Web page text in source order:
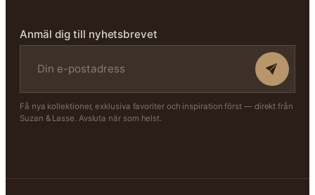
Anmäl dig till nyhetsbrevet
Få nya kollektioner, exklusiva favoriter och inspiration först — direkt från
Suzan & Lasse. Avsluta när som helst.